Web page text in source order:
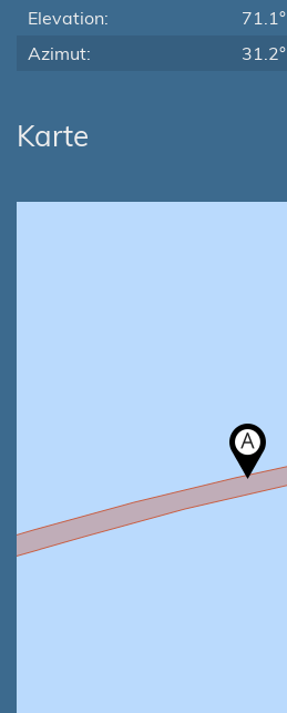
Elevation:
71.1°
Azimut:
31.2°
Karte